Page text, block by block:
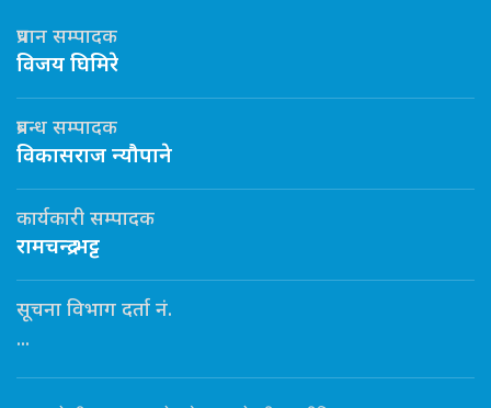
प्रधान सम्पादक
विजय घिमिरे
प्रबन्ध सम्पादक
विकासराज न्यौपाने
कार्यकारी सम्पादक
रामचन्द्र भट्ट
सूचना विभाग दर्ता नं.
...